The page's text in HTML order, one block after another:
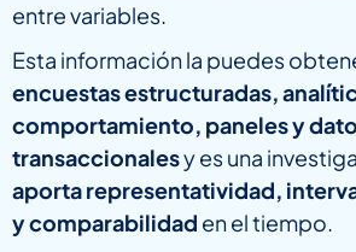
entre variables.
Esta información la puedes
encuestas estructuradas,
comportamiento, paneles y
transaccionalesy es una
aporta representatividad,
y comparabilidad en el tiempo.